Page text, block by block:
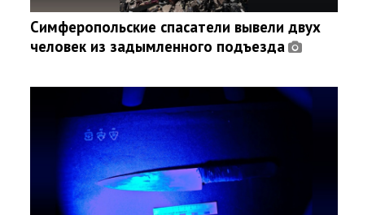
Симферопольские спасатели вывели двух
человек из задымленного подъезда